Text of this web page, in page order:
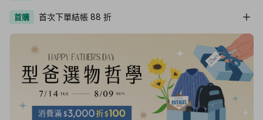
首購 首次下單結帳 88 折